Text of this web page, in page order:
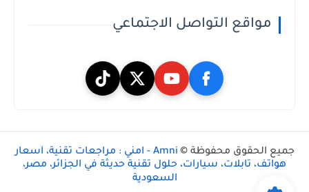
مواقع التواصل الاجتماعي
جميع الحقوق محفوظة ©
Amni - امني : مراجعات تقنية، أسعار
هواتف، تابلات، سيارات، حلول تقنية حديثة في الجزائر، مصر،
السعودية